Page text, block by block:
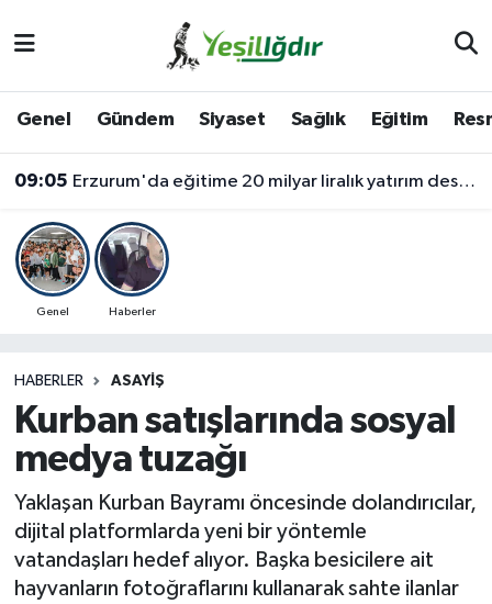
Genel Gündem Siyaset Sağlık Eğitim
09:05 Erzurum'da eğitime 20 milyar liralık yatırım desteği
Genel Haberler
HABERLER ASAYIŞ
Kurban satışlarında sosyal
medya tuzağı
Yaklaşan Kurban Bayramı öncesinde dolandırıcılar,
dijital platformlarda yeni bir yöntemle
vatandaşları hedef alıyor. Başka besicilere ait
hayvanların fotoğraflarını kullanarak sahte ilanlar
İğdir Namaz Vakitleri
Iğdır Trafik Yoğunluk Haritası
Süper Lig Puan Durumu ve Fikstür
Son Dakika Haberleri
Haber Arşivi